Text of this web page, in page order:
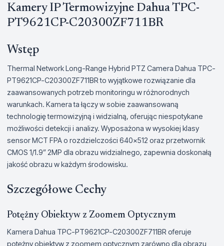
Kamery IP Termowizyjne Dahua TPC-
PT9621CP-C20300ZF711BR
Wstęp
Thermal Network Long-Range Hybrid PTZ Camera Dahua TPC-
PT9621CP-C20300ZF711BR to wyjątkowe rozwiązanie dla
zaawansowanych potrzeb monitoringu w różnorodnych
warunkach. Kamera ta łączy w sobie zaawansowaną
technologię termowizyjną i widzialną, oferując niespotykane
możliwości detekcji i analizy. Wyposażona w wysokiej klasy
sensor MCT FPA o rozdzielczości 640x512 oraz przetwornik
CMOS 1/1.9” 2MP dla obrazu widzialnego, zapewnia doskonałą
jakość obrazu w każdym środowisku.
Szczegółowe Cechy
Potężny Obiektyw z Zoomem Optycznym
Kamera Dahua TPC-PT9621CP-C20300ZF711BR oferuje
potężny obiektyw z zoomem optycznym zarówno dla obrazu